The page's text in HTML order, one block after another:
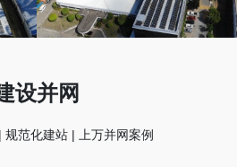
设并网
规范化建站 | 上万并网案例